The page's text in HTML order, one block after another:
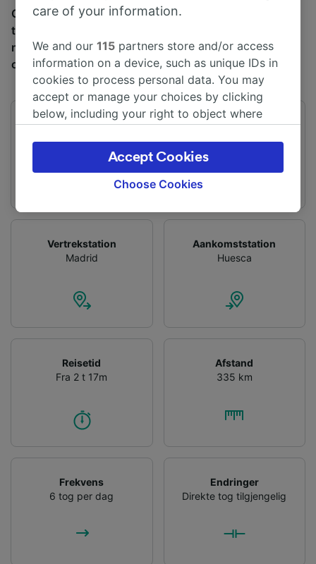
Gjennomsnittlig tid å reise fra Madrid til Huesca med
tog er 3 t 1m, over en avstand på rundt 335 km. Det er
normalt 6 tog per dag som reiser fra Madrid til Huesca,
og billetter starter fra kr 277,08.
Første avgang
Siste avgang
Vertrekstation
Madrid
Aankomststation
Huesca
Reisetid
Fra 2 t 17m
Afstand
335 km
Frekvens
6 tog per dag
Endringer
Direkte tog tilgjengelig
care of your information.
We and our115 partners store and/or access
information on a device, such as unique IDs in
cookies to process personal data. You may
accept or manage your choices by clicking
below, including your right to object where
the privacy policy page. These choices will be
signaled to our partners and will not affect
browsing data. Your data will not be used for
track you.
We and our partners process data to provide:
Use precise geolocation data. Actively scan
Personalised advertising and content,
audience research and services development.
List of Partners
Choose Cookies
Accept Cookies